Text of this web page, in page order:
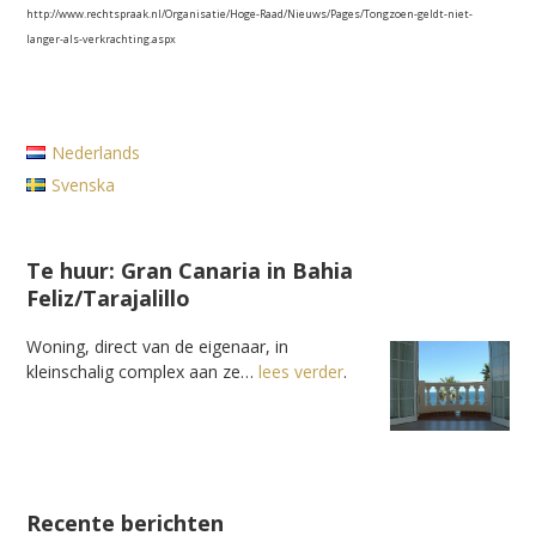
http://www.rechtspraak.nl/Organisatie/Hoge-Raad/Nieuws/Pages/Tongzoen-geldt-niet-
langer-als-verkrachting.aspx
Nederlands
Svenska
Te huur: Gran Canaria in Bahia
Feliz/Tarajalillo
Woning, direct van de eigenaar, in
kleinschalig complex aan ze…lees verder.
Recente berichten